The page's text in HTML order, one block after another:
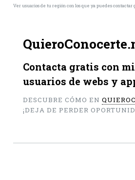
Ver usuarios de tu región con los que ya puedes contactar
Contacta gratis con
usuarios de webs y
DESCUBRE CÓMO EN
¡DEJA DE PERDER